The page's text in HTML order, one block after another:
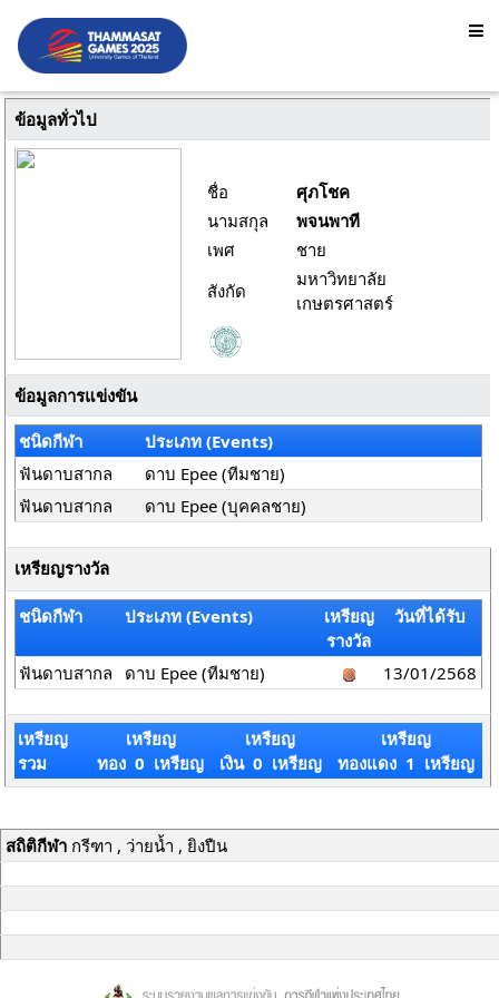
ข้อมูลทั่วไป
ชื่อ
ศุภโชค
นามสกุล
พจนพาที
เพศ
ชาย
สังกัด
มหาวิทยาลัย
เกษตรศาสตร์
ข้อมูลการแข่งขัน
ชนิดกีฬา
ประเภท (Events)
ฟันดาบสากล
ดาบ Epee (ทีมชาย)
ฟันดาบสากล
ดาบ Epee (บุคคลชาย)
เหรียญรางวัล
ชนิดกีฬา ประเภท (Events)
เหรียญ
รางวัล
วันที่ได้รับ
ฟันดาบสากล ดาบ Epee (ทีมชาย) 13/01/2568
เหรียญ
รวม
เหรียญ
ทอง 0 เหรียญ
เหรียญ
เงิน 0 เหรียญ
เหรียญ
ทองแดง 1 เหรียญ
สถิติกีฬากรีฑา , ว่ายน้ำ , ยิงปืน